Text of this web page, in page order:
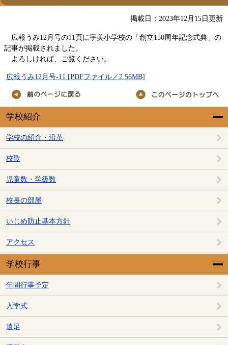
学校紹介
学校の紹介・沿革
校歌
児童数・学級数
校長の部屋
いじめ防止基本方針
アクセス
学校行事
年間行事予定
入学式
遠足
掲載日：2023年12月15日更新
広報うみ12月号の11頁に宇美小学校の「創立150周年記念式典」の
記事が掲載されました。
よろしければ、ご覧ください。
広報うみ12月号-11 [PDFファイル／2.56MB]